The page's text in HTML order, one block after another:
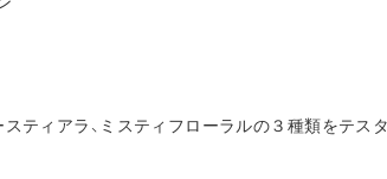
ティアラ、ミスティフローラルの３種類をテス